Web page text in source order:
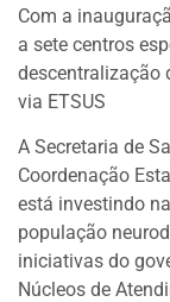
Com a
a sete centros
descentralização
via ETSUS
A Secretaria de
Coordenação
está investindo
população
iniciativas do
Núcleos de